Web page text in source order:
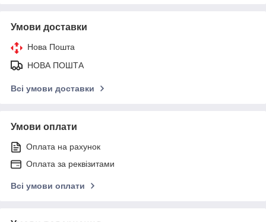
Умови доставки
Нова Пошта
НОВА ПОШТА
Всі умови доставки
Умови оплати
Оплата на рахунок
Оплата за реквізитами
Всі умови оплати